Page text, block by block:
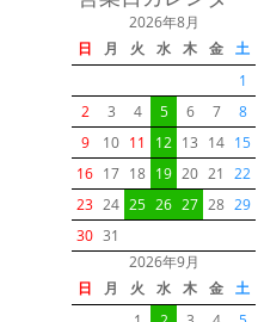
2026年8月
日
月 火 水 木 金 土
1
2
3 4 5 6 7
8
9
10 11 12 13 14 15
16 17 18 19 20 21 22
23 24 25 26 27 28 29
30 31
2026年9月
日
月 火 水 木 金 土